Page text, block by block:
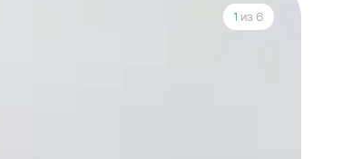
1 из 6